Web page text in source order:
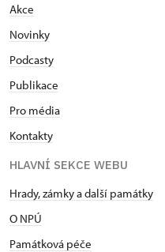
Akce
Novinky
Podcasty
Publikace
Pro média
Kontakty
HLAVNÍ SEKCE WEBU
Hrady, zámky a další památky
O NPÚ
Památková péče